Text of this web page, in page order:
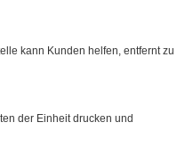
kann Kunden helfen, entfernt zu
der Einheit drucken und